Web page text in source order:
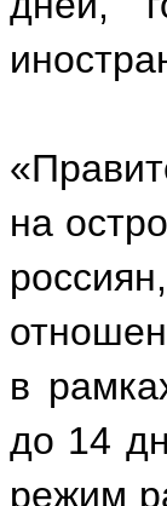
на
в
до 14
режим